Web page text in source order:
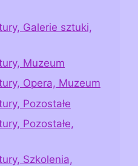
Galerie sztuki,
Muzeum
Opera, Muzeum
Pozostałe
Pozostałe,
Szkolenia,